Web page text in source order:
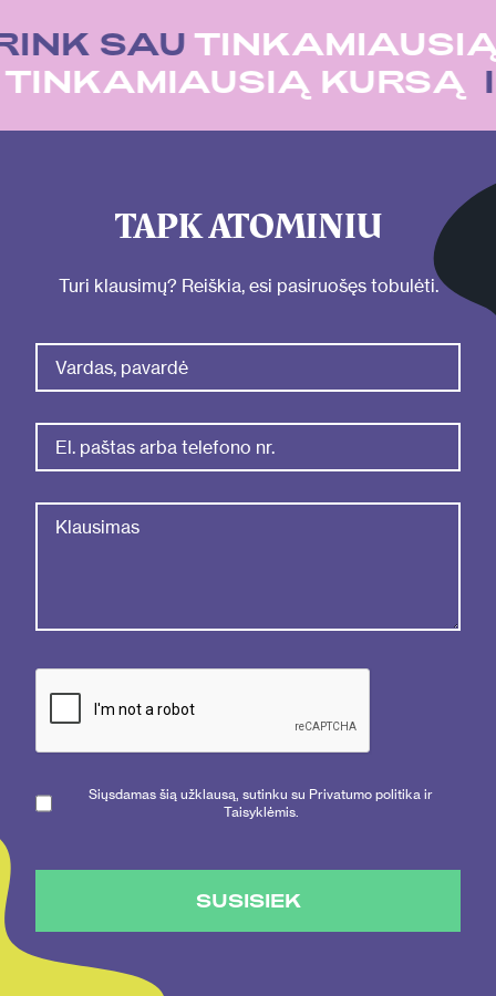
SAUTINKAMIAUSIĄ
TINKAMIAUSIĄ KURSĄ
TAPK ATOMINIU
Turi klausimų? Reiškia, esi pasiruošęs tobulėti.
Siųsdamas šią užklausą, sutinku su Privatumo politika ir
Taisyklėmis.
SUSISIEK